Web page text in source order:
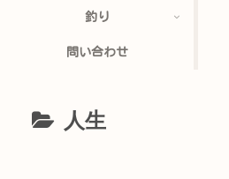
釣り
問い合わせ
人生